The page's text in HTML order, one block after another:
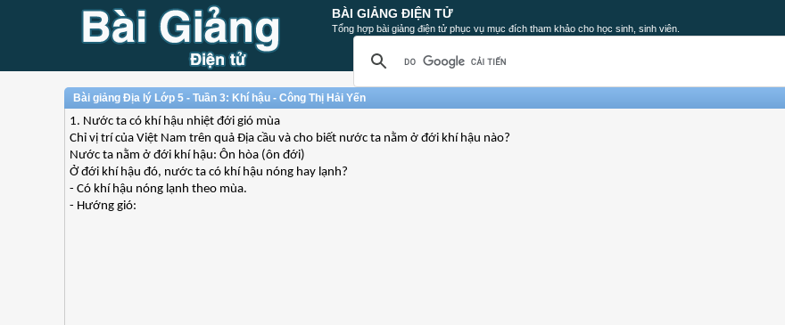
BÀI GIẢNG ĐIỆN TỬ
Tổng hợp bài giảng điện tử phục vụ mục đích tham khảo cho học sinh, sinh viên.
Bài giảng Địa lý Lớp 5 - Tuần 3: Khí hậu - Công Thị Hải Yến
1. Nước ta có khí hậu nhiệt đới gió mùa
Chỉ vị trí của Việt Nam trên quả Địa cầu và cho biết nước ta nằm ở đới khí hậu nào?
Nước ta nằm ở đới khí hậu: Ôn hòa (ôn đới)
Ở đới khí hậu đó, nước ta có khí hậu nóng hay lạnh?
- Có khí hậu nóng lạnh theo mùa.
- Hướng gió: